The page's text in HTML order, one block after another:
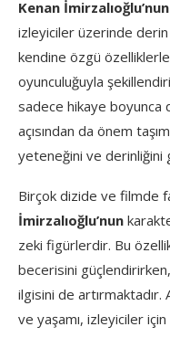
Kenan İmirzalıoğlu’nun
izleyiciler üzerinde derin
kendine özgü
oyunculuğuyla
sadece hikaye boyunca
açısından da önem
yeteneğini ve derinliğini
Birçok dizide ve filmde
İmirzalıoğlu’nun
zeki figürlerdir. Bu
becerisini
ilgisini de artırmaktadır.
ve yaşamı, izleyiciler